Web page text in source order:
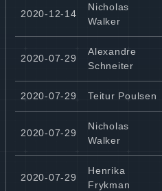
2020-12-14
Nicholas
Walker
2020-07-29
Alexandre
Schneiter
2020-07-29 Teitur Poulsen
2020-07-29
Nicholas
Walker
2020-07-29
Henrika
Frykman